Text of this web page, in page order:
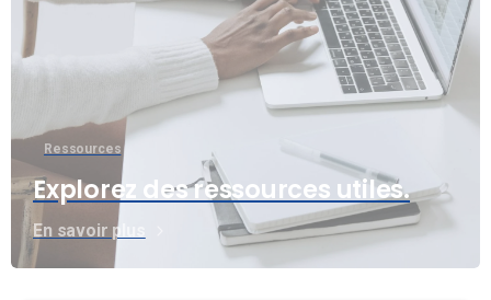
Ressources
Explorez des ressources utiles.
En savoir plus